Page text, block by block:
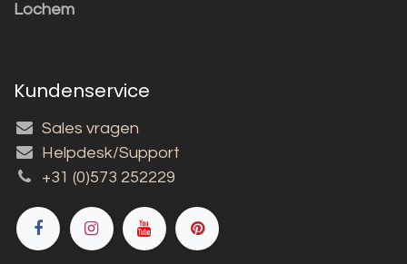
Lochem
Kundenservice
Sales vragen
Helpdesk/Support
+31 (0)573 252229